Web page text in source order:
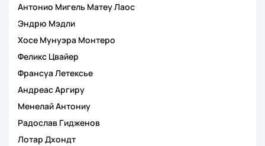
Антонио Мигель Матеу Лаос
Эндрю Мэдли
Хосе Мунуэра Монтеро
Феликс Цвайер
Франсуа Летексье
Андреас Аргиру
Менелай Антониу
Радослав Гидженов
Лотар Дхондт